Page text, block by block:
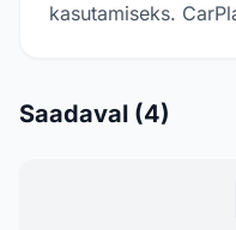
kasutamiseks.
Saadaval (4)